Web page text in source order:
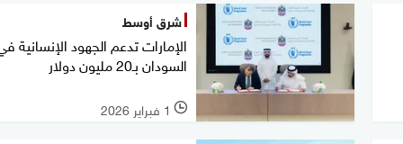
شرق أوسط
الإمارات تدعم الجهود الإنسانية
السودان بـ20 مليون دولار
l 1 فبراير 2026